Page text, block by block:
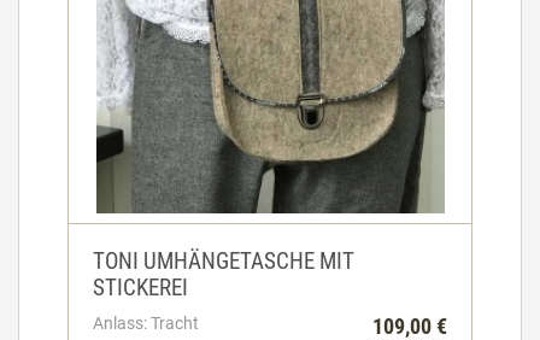
TONI UMHÄNGETASCHE MIT
STICKEREI
Anlass: Tracht 109,00 €